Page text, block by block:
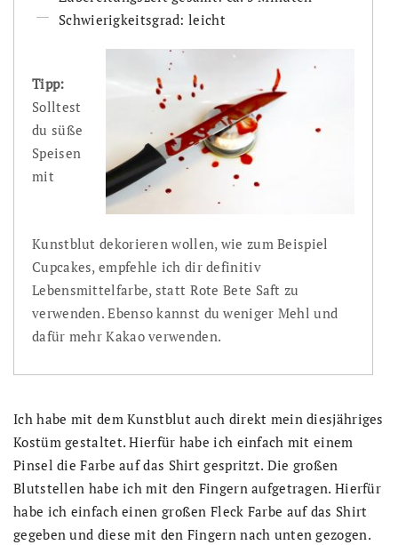
Schwierigkeitsgrad: leicht
Tipp:
Solltest
du süße
Speisen
mit
Kunstblut dekorieren wollen, wie zum Beispiel
Cupcakes, empfehle ich dir definitiv
Lebensmittelfarbe, statt Rote Bete Saft zu
verwenden. Ebenso kannst du weniger Mehl und
dafür mehr Kakao verwenden.
Ich habe mit dem Kunstblut auch direkt mein diesjähriges
Kostüm gestaltet. Hierfür habe ich einfach mit einem
Pinsel die Farbe auf das Shirt gespritzt. Die großen
Blutstellen habe ich mit den Fingern aufgetragen. Hierfür
habe ich einfach einen großen Fleck Farbe auf das Shirt
gegeben und diese mit den Fingern nach unten gezogen.